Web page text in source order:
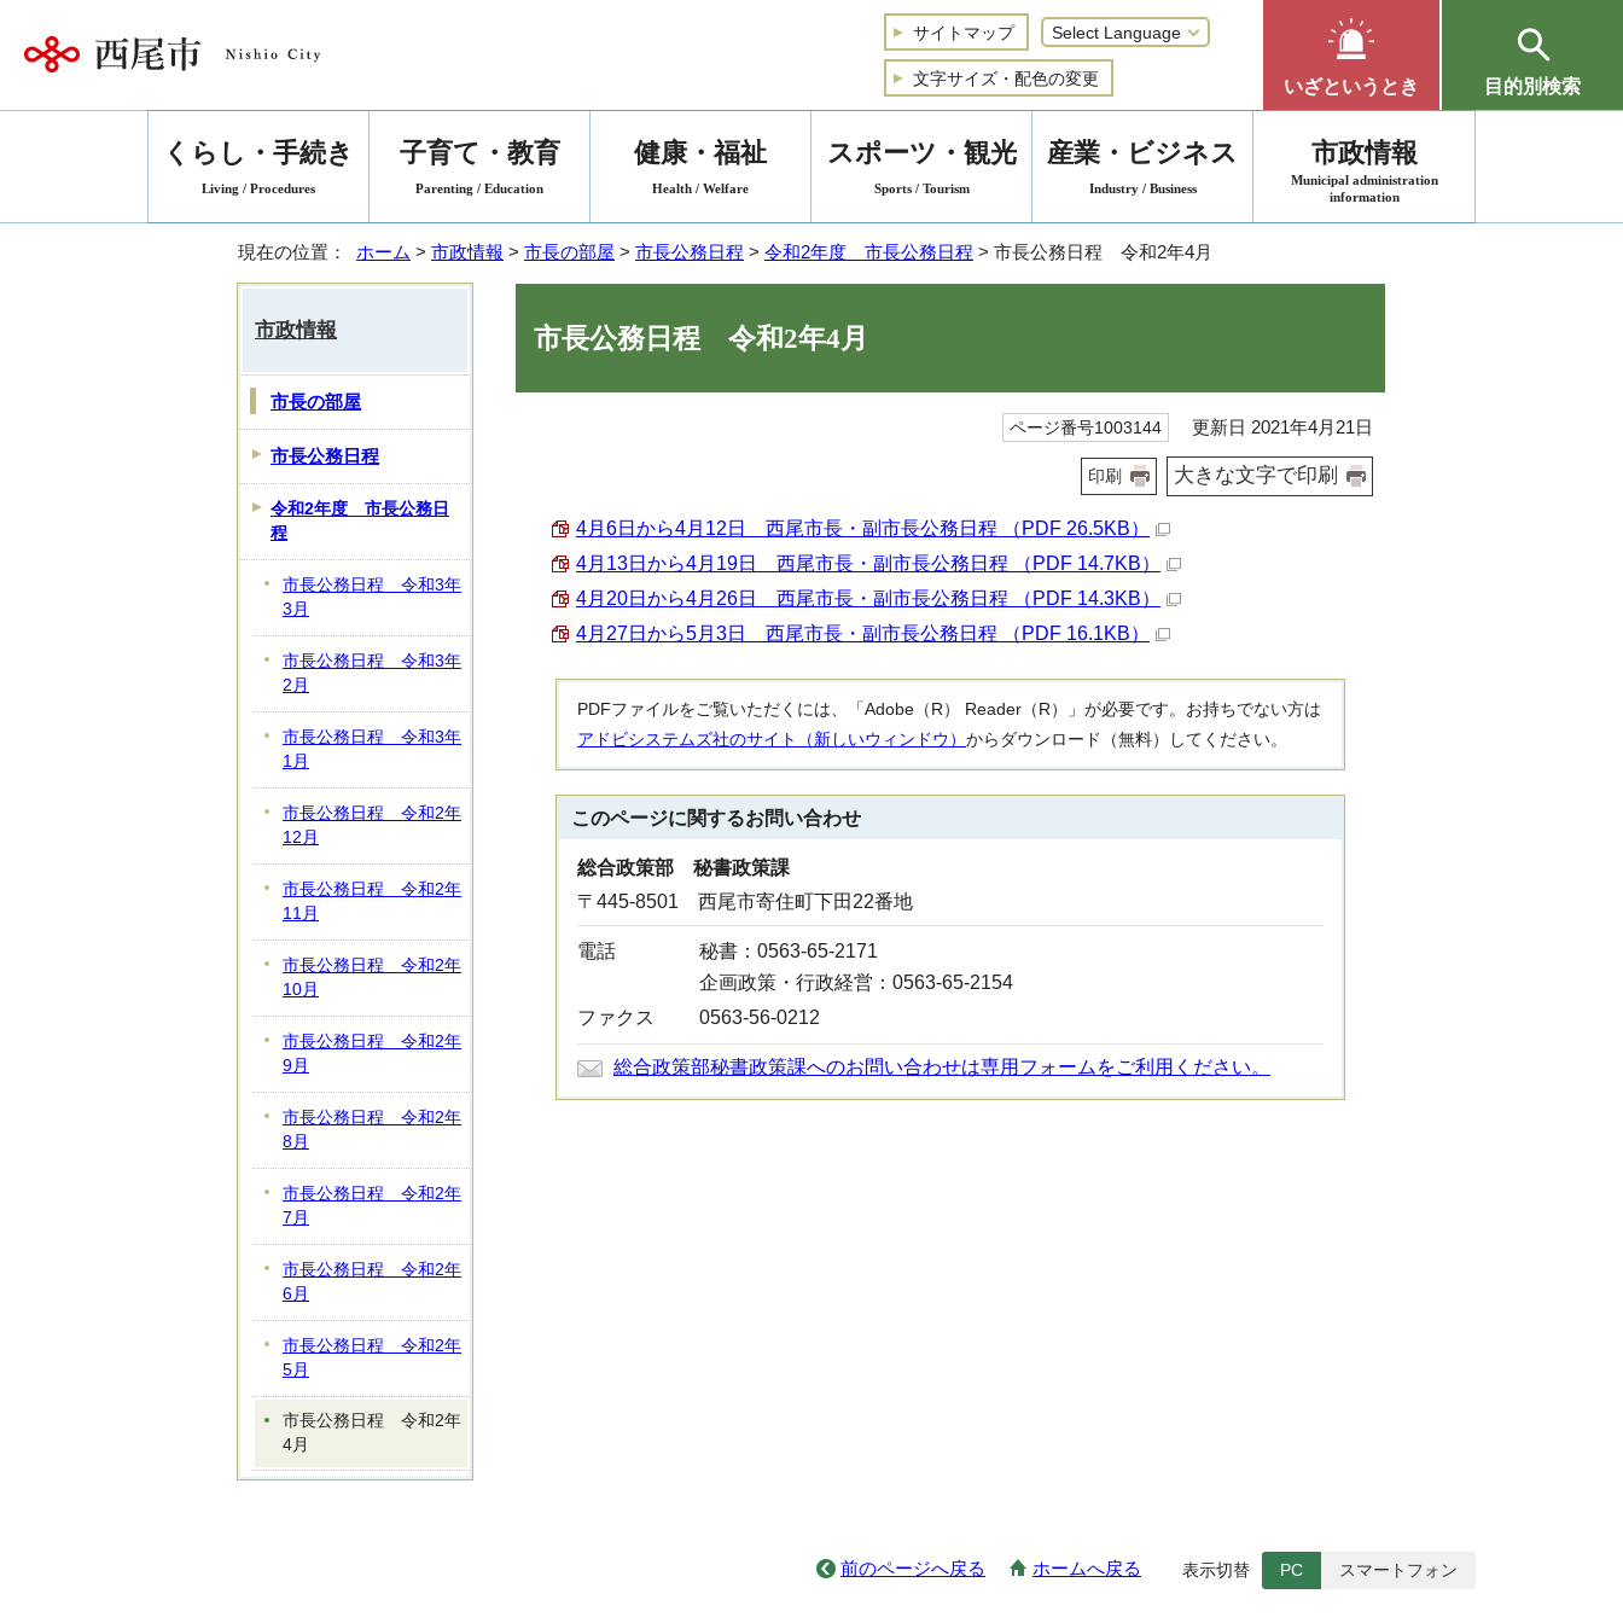
サイトマップ
文字サイズ・配色の変更 いざというとき 目的別検索
くらし・手続き
Living / Procedures
子育て・教育
Parenting / Education
健康・福祉
Health / Welfare
スポーツ・観光
Sports / Tourism
産業・ビジネス
Industry / Business
市政情報
Municipal administration
information
現在の位置： ホーム > 市政情報 > 市長の部屋 > 市長公務日程 > 令和2年度 市長公務日程 > 市長公務日程 令和2年4月
市長公務日程 令和2年4月
ページ番号1003144 更新日 2021年4月21日
印刷 大きな文字で印刷
4月6日から4月12日 西尾市長・副市長公務日程 （PDF 26.5KB）
4月13日から4月19日 西尾市長・副市長公務日程 （PDF 14.7KB）
4月20日から4月26日 西尾市長・副市長公務日程 （PDF 14.3KB）
4月27日から5月3日 西尾市長・副市長公務日程 （PDF 16.1KB）
PDFファイルをご覧いただくには、「Adobe（R） Reader（R）」が必要です。お持ちでない方は
アドビシステムズ社のサイト（新しいウィンドウ） からダウンロード（無料）してください。
このページに関するお問い合わせ
総合政策部 秘書政策課
〒445-8501 西尾市寄住町下田22番地
電話
秘書：0563-65-2171
企画政策・行政経営：0563-65-2154
ファクス
0563-56-0212
総合政策部秘書政策課へのお問い合わせは専用フォームをご利用ください。
市政情報
市長の部屋
市長公務日程
令和2年度 市長公務日
程
市長公務日程 令和3年
3月
市長公務日程 令和3年
2月
市長公務日程 令和3年
1月
市長公務日程 令和2年
12月
市長公務日程 令和2年
11月
市長公務日程 令和2年
10月
市長公務日程 令和2年
9月
市長公務日程 令和2年
8月
市長公務日程 令和2年
7月
市長公務日程 令和2年
6月
市長公務日程 令和2年
5月
市長公務日程 令和2年
4月
前のページへ戻る ホームへ戻る 表示切替 PC スマートフォン